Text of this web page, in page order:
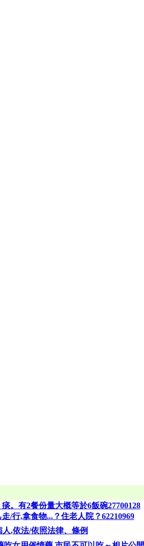
。有2餐份量大概等於6飯碗27700128
/行,拿食物...？住老人院？62210969
,依法/依照法律、條例